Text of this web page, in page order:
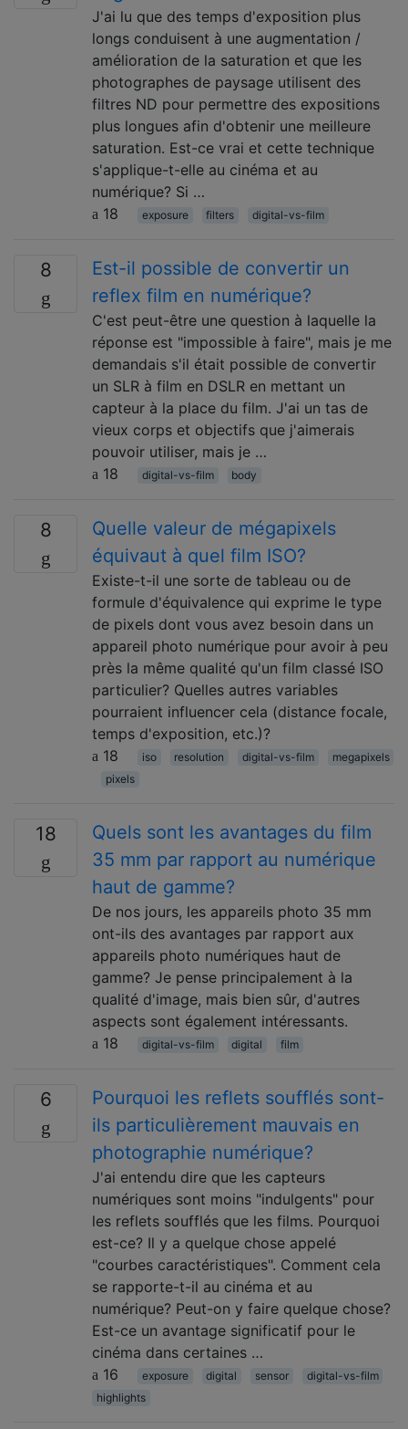
J'ai lu que des temps d'exposition plus
longs conduisent à une augmentation /
amélioration de la saturation et que les
photographes de paysage utilisent des
filtres ND pour permettre des expositions
plus longues afin d'obtenir une meilleure
saturation. Est-ce vrai et cette technique
s'applique-t-elle au cinéma et au
numérique? Si …
18
exposure filters digital-vs-film
8
Est-il possible de convertir un
reflex film en numérique?
C'est peut-être une question à laquelle la
réponse est "impossible à faire", mais je me
demandais s'il était possible de convertir
un SLR à film en DSLR en mettant un
capteur à la place du film. J'ai un tas de
vieux corps et objectifs que j'aimerais
pouvoir utiliser, mais je …
18
digital-vs-film body
8
Quelle valeur de mégapixels
équivaut à quel film ISO?
Existe-t-il une sorte de tableau ou de
formule d'équivalence qui exprime le type
de pixels dont vous avez besoin dans un
appareil photo numérique pour avoir à peu
près la même qualité qu'un film classé ISO
particulier? Quelles autres variables
pourraient influencer cela (distance focale,
temps d'exposition, etc.)?
18
iso resolution digital-vs-film
megapixels
pixels
18
Quels sont les avantages du film
35 mm par rapport au numérique
haut de gamme?
De nos jours, les appareils photo 35 mm
ont-ils des avantages par rapport aux
appareils photo numériques haut de
gamme? Je pense principalement à la
qualité d'image, mais bien sûr, d'autres
aspects sont également intéressants.
18
digital-vs-film digital film
6
Pourquoi les reflets soufflés sont-
ils particulièrement mauvais en
photographie numérique?
J'ai entendu dire que les capteurs
numériques sont moins "indulgents" pour
les reflets soufflés que les films. Pourquoi
est-ce? Il y a quelque chose appelé
"courbes caractéristiques". Comment cela
se rapporte-t-il au cinéma et au
numérique? Peut-on y faire quelque chose?
Est-ce un avantage significatif pour le
cinéma dans certaines …
16
exposure digital sensor
digital-vs-film
highlights